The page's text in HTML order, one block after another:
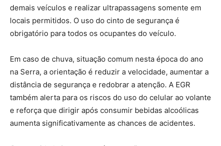
demais veículos e realizar ultrapassagens somente em
locais permitidos. O uso do cinto de segurança é
obrigatório para todos os ocupantes do veículo.
Em caso de chuva, situação comum nesta época do ano
na Serra, a orientação é reduzir a velocidade, aumentar a
distância de segurança e redobrar a atenção. A EGR
também alerta para os riscos do uso do celular ao volante
e reforça que dirigir após consumir bebidas alcoólicas
aumenta significativamente as chances de acidentes.